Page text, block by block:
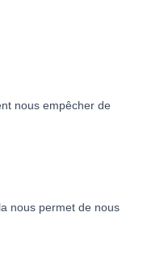
nous empêcher de
nous permet de nous